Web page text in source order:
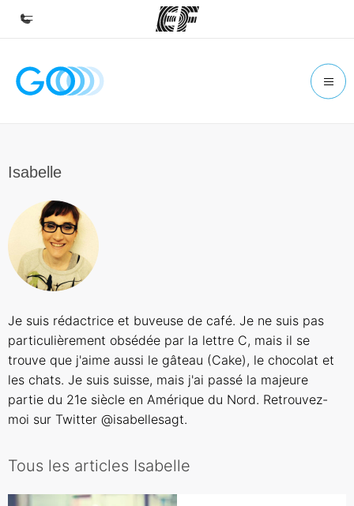
Accueil
Trouver un bureau
A propos de nous
Qui sommes-nous ?
Isabelle
Je suis rédactrice et buveuse de café. Je ne suis pas
particulièrement obsédée par la lettre C, mais il se
trouve que j'aime aussi le gâteau (Cake), le chocolat et
les chats. Je suis suisse, mais j'ai passé la majeure
partie du 21e siècle en Amérique du Nord. Retrouvez-
moi sur Twitter @isabellesagt.
Tous les articles Isabelle